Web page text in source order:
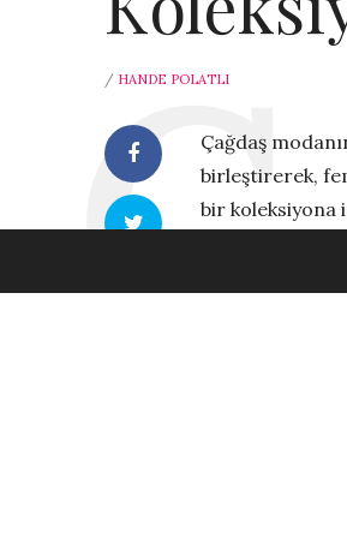
/ HANDE POLATLI
Çağdaş
birleştirerek,
bir koleksiyona
modernliğin